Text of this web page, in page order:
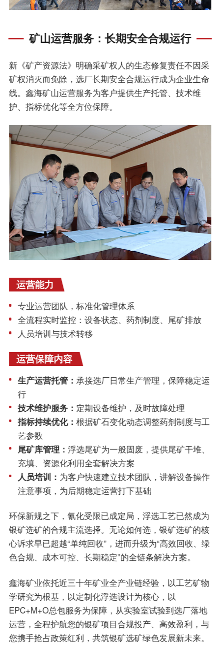
矿山运营服务：长期安全合规运行
新《矿产资源法》明确采矿权人的生态修复责任不因采
矿权消灭而免除，选厂长期安全合规运行成为企业生命
线。鑫海矿山运营服务为客户提供生产托管、技术维
护、指标优化等全方位保障。
运营能力
专业运营团队，标准化管理体系
全流程实时监控：设备状态、药剂制度、尾矿排放
人员培训与技术转移
运营保障内容
生产运营托管： 承接选厂日常生产管理，保障稳定运
行
技术维护服务： 定期设备维护，及时故障处理
指标持续优化： 根据矿石变化动态调整药剂制度与工
艺参数
尾矿库管理： 浮选尾矿为一般固废，提供尾矿干堆、
充填、资源化利用全套解决方案
人员培训： 为客户快速建立技术团队，讲解设备操作
注意事项，为后期稳定运营打下基础
环保新规之下，氰化受限已成定局，浮选工艺已然成为
银矿选矿的合规主流选择。无论如何选，银矿选矿的核
心诉求早已超越“单纯回收”，进而升级为“高效回收、绿
色合规、成本可控、长期稳定”的全链条解决方案。
鑫海矿业依托近三十年矿业全产业链经验，以工艺矿物
学研究为根基，以定制化浮选设计为核心，以
EPC+M+O总包服务为保障，从实验室试验到选厂落地
运营，全程护航您的银矿项目合规投产、高效盈利，与
您携手抢占政策红利，共筑银矿选矿绿色发展新未来。